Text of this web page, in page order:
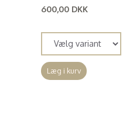
600,00 DKK
Læg i kurv